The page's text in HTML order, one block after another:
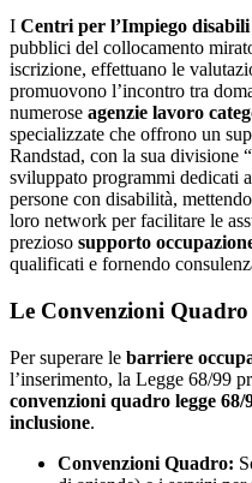
I Centri per l’Impiego disabili
pubblici del collocamento
iscrizione, effettuano le
promuovono l’incontro tra
numerose agenzie lavoro
specializzate che offrono un
Randstad, con la sua divisione
sviluppato programmi dedicati
persone con disabilità,
loro network per facilitare le
prezioso supporto
qualificati e fornendo
Le Convenzioni
Per superare le barriere
l’inserimento, la Legge 68/99
convenzioni quadro legge 68/
inclusione.
Convenzioni Quadro: